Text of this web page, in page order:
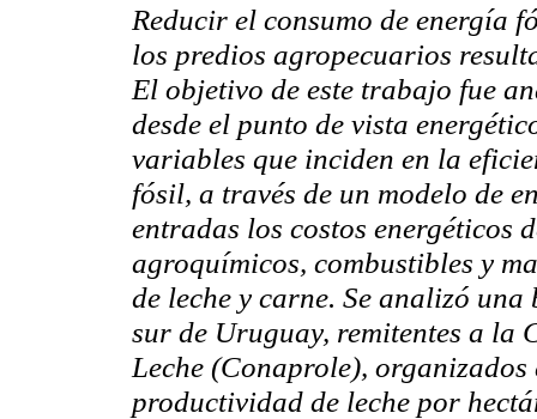
Reducir el consumo de energía
los predios agropecuarios
El objetivo de este trabajo fue
desde el punto de vista
variables que inciden en la
fósil, a través de un modelo de
entradas los costos energéticos
agroquímicos, combustibles y
de leche y carne. Se analizó
sur de Uruguay, remitentes a la
Leche (Conaprole), organizados
productividad de leche por